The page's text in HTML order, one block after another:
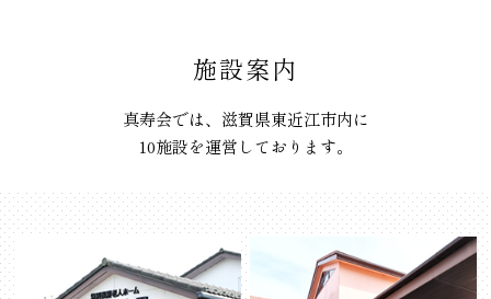
施設案内
真寿会では、滋賀県東近江市内に
10施設を運営しております。